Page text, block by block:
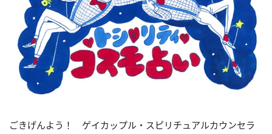
ごきげんよう！ ゲイカップル・スピリチュアルカウンセラ